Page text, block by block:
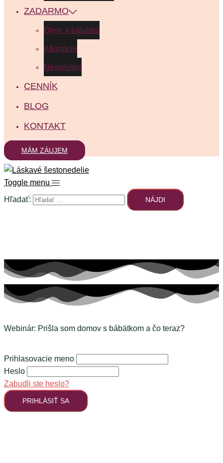
ZADARMO
Oleje a bábätko
Afirmácie
Newsletter
CENNÍK
BLOG
KONTAKT
MÁM ZÁUJEM
Toggle menu
Hľadať:
Webinár: Prišla som domov s bábätkom a čo teraz?
Prihlasovacie meno
Heslo
Zabudli ste heslo?